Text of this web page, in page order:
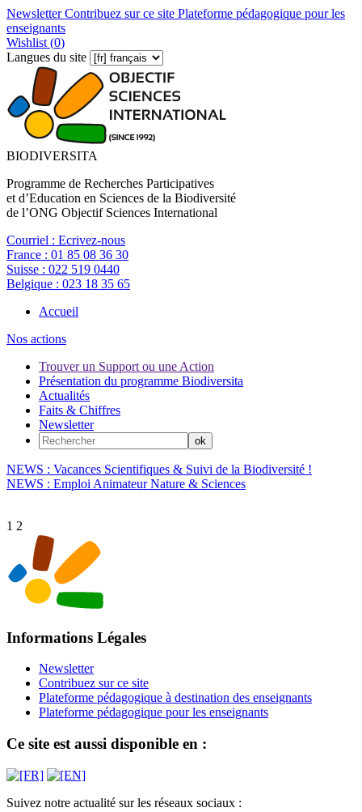
NewsletterContribuez sur ce site Plateforme pédagogique pour les
enseignants
Wishlist (0)
Langues du site
BIODIVERSITA
Programme de Recherches Participatives
et d’Education en Sciences de la Biodiversité
de l’ONG Objectif Sciences International
Courriel : Ecrivez-nous
France : 01 85 08 36 30
Suisse : 022 519 0440
Belgique : 023 18 35 65
Accueil
Nos actions
Trouver un Support ou une Action
Présentation du programme Biodiversita
Actualités
Faits & Chiffres
Newsletter
NEWS : Vacances Scientifiques & Suivi de la Biodiversité !
NEWS : Emploi Animateur Nature & Sciences
1 2
Informations Légales
Newsletter
Contribuez sur ce site
Plateforme pédagogique à destination des enseignants
Plateforme pédagogique pour les enseignants
Ce site est aussi disponible en :
Suivez notre actualité sur les réseaux sociaux :